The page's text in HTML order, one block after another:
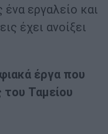
εργαλείο και
έχει ανοίξει
έργα που
Ταμείου